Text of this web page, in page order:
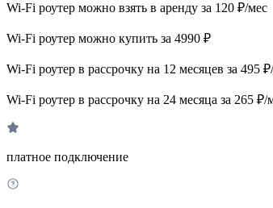
Wi-Fi роутер можно взять в аренду за 120 ₽/мес
Wi-Fi роутер можно купить за 4990 ₽
Wi-Fi роутер в рассрочку на 12 месяцев за 495
Wi-Fi роутер в рассрочку на 24 месяца за 265 ₽/
платное подключение